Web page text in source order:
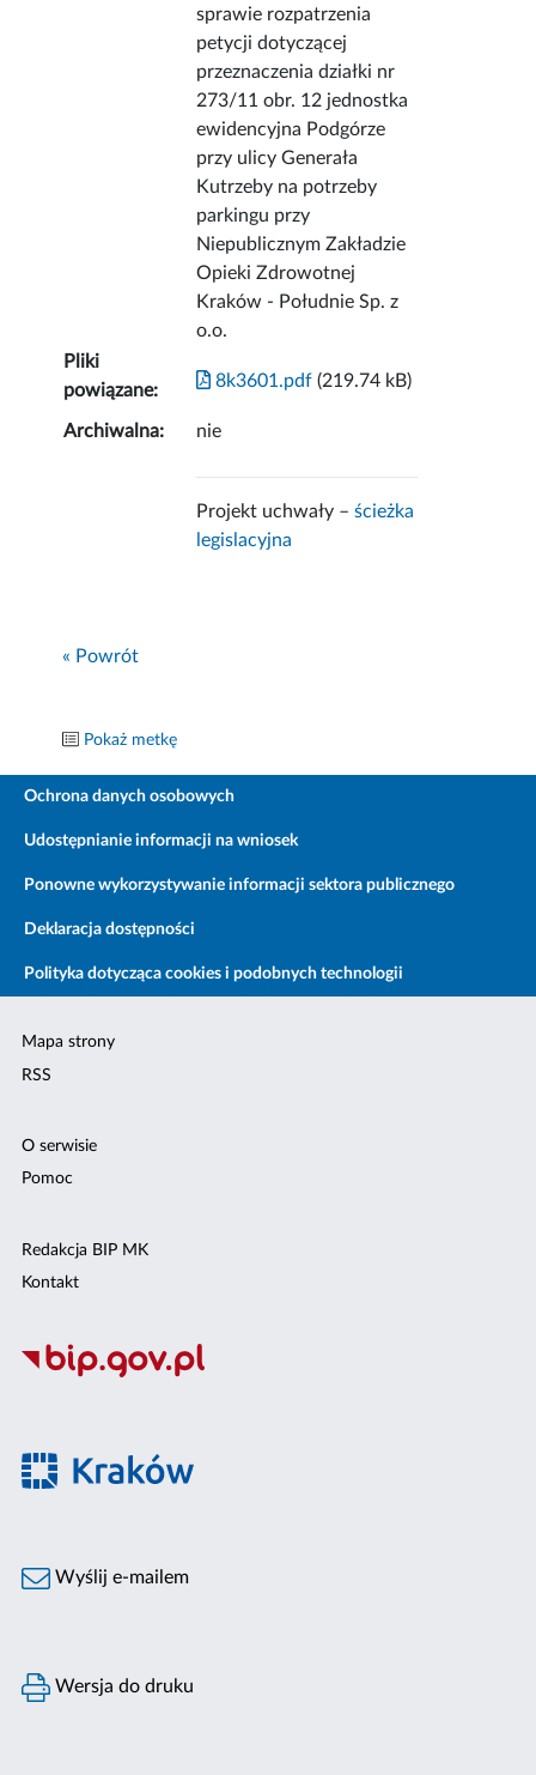
sprawie rozpatrzenia
petycji dotyczącej
przeznaczenia działki nr
273/11 obr. 12 jednostka
ewidencyjna Podgórze
przy ulicy Generała
Kutrzeby na potrzeby
parkingu przy
Niepublicznym Zakładzie
Opieki Zdrowotnej
Kraków - Południe Sp. z
o.o.
Pliki
powiązane:
8k3601.pdf (219.74 kB)
Archiwalna: nie
Projekt uchwały –ścieżka
legislacyjna
« Powrót
Pokaż metkę
Ochrona danych osobowych
Udostępnianie informacji na wniosek
Ponowne wykorzystywanie informacji sektora publicznego
Deklaracja dostępności
Polityka dotycząca cookies i podobnych technologii
Mapa strony
RSS
O serwisie
Pomoc
Redakcja BIP MK
Kontakt
Wyślij e-mailem
Wersja do druku